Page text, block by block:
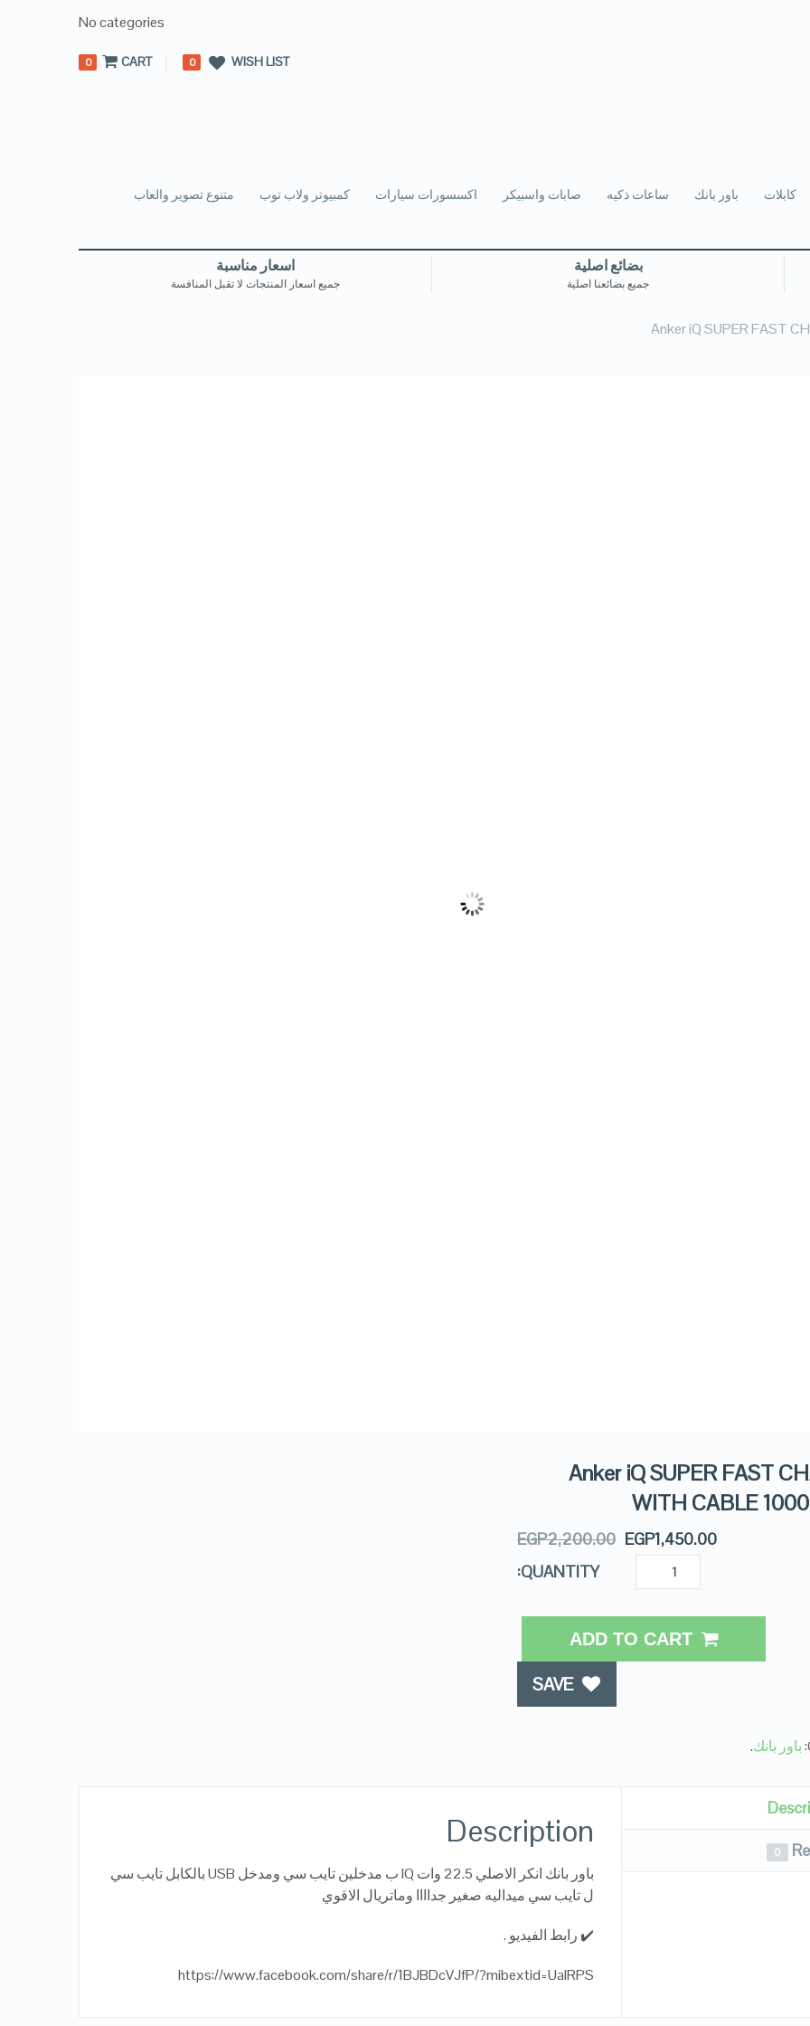
No categories
WISH LIST
0
CART
0
كابلات باور بانك ساعات ذكيه صابات واسبيكر اكسسورات سيارات كمبيوتر ولاب توب متنوع تصوير والعاب
بضائع اصلية
جميع بضائعنا اصلية
اسعار مناسبة
جميع اسعار المنتجات لا تقبل المنافسة
Anker iQ SUPER FAST
Anker iQ SUPER FAST
WITH CABLE
EGP2,200.00 EGP1,450.00
QUANTITY:
ADD TO CART
SAVE
باور بانك.
0
Description
باور بانك انكر الاصلي 22.5 وات IQ ب مدخلين تايب سي ومدخل USB بالكابل تايب سي
ل تايب سي ميداليه صغير جداااا وماتريال الاقوي
✔️ رابط الفيديو .
https://www.facebook.com/share/r/1BJBDcVJfP/?mibextid=UalRPS